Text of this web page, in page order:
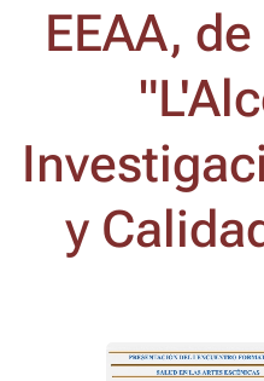
EEAA,
y